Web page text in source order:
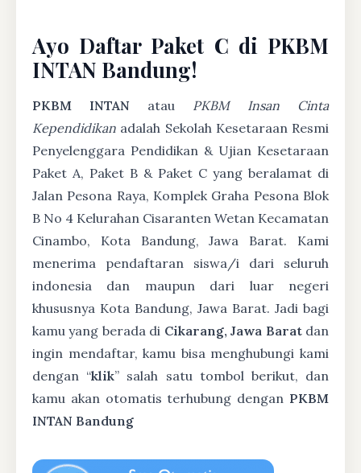
Ayo Daftar Paket C di PKBM
INTAN Bandung!
PKBM INTAN atau PKBM Insan Cinta
Kependidikan adalah Sekolah Kesetaraan Resmi
Penyelenggara Pendidikan & Ujian Kesetaraan
Paket A, Paket B & Paket C yang beralamat di
Jalan Pesona Raya, Komplek Graha Pesona Blok
B No 4 Kelurahan Cisaranten Wetan Kecamatan
Cinambo, Kota Bandung, Jawa Barat. Kami
menerima pendaftaran siswa/i dari seluruh
indonesia dan maupun dari luar negeri
khususnya Kota Bandung, Jawa Barat. Jadi bagi
kamu yang berada di Cikarang, Jawa Baratdan
ingin mendaftar, kamu bisa menghubungi kami
dengan “klik” salah satu tombol berikut, dan
kamu akan otomatis terhubung dengan PKBM
INTAN Bandung